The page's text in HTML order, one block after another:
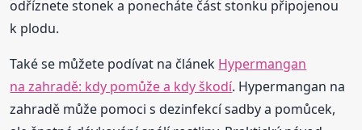
odříznete stonek a ponecháte část stonku připojenou
k plodu.
Také se můžete podívat na článek Hypermangan
na zahradě: kdy pomůže a kdy škodí. Hypermangan na
zahradě může pomoci s dezinfekcí sadby a pomůcek,